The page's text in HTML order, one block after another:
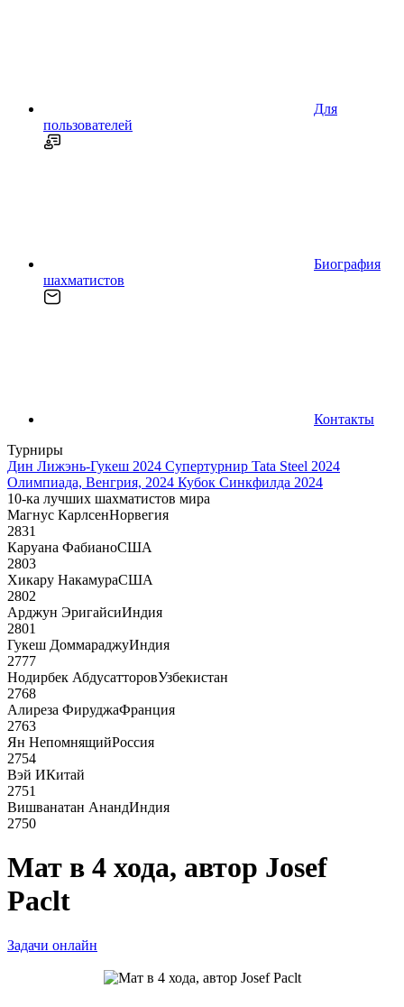
Для
пользователей
Биография
шахматистов
Контакты
Турниры
Дин Лижэнь-Гукеш 2024 Супертурнир Tata Steel 2024
Олимпиада, Венгрия, 2024 Кубок Синкфилда 2024
10-ка лучших шахматистов мира
Магнус КарлсенНорвегия
2831
Каруана ФабианоСША
2803
Хикару НакамураСША
2802
Арджун ЭригайсиИндия
2801
Гукеш ДоммараджуИндия
2777
Нодирбек АбдусатторовУзбекистан
2768
Алиреза ФируджаФранция
2763
Ян НепомнящийРоссия
2754
Вэй ИКитай
2751
Вишванатан АнандИндия
2750
Мат в 4 хода, автор Josef
Paclt
Задачи онлайн